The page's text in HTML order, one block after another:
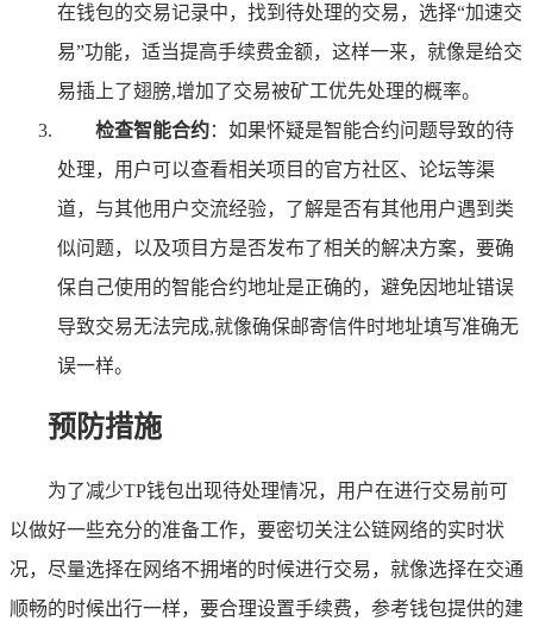
在钱包的交易记录中，找到待处理的交易，选择“加速交
易”功能，适当提高手续费金额，这样一来，就像是给交
易插上了翅膀,增加了交易被矿工优先处理的概率。
检查智能合约：如果怀疑是智能合约问题导致的待
处理，用户可以查看相关项目的官方社区、论坛等渠
道，与其他用户交流经验，了解是否有其他用户遇到类
似问题，以及项目方是否发布了相关的解决方案，要确
保自己使用的智能合约地址是正确的，避免因地址错误
导致交易无法完成,就像确保邮寄信件时地址填写准确无
误一样。
预防措施
为了减少TP钱包出现待处理情况，用户在进行交易前可
以做好一些充分的准备工作，要密切关注公链网络的实时状
况，尽量选择在网络不拥堵的时候进行交易，就像选择在交通
顺畅的时候出行一样，要合理设置手续费，参考钱包提供的建